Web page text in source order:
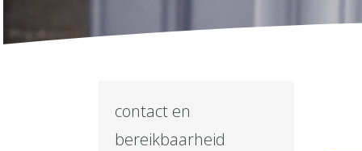
contact en
bereikbaarheid